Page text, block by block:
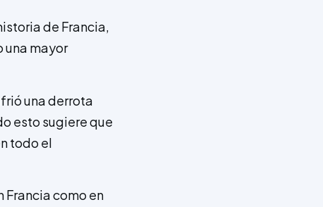
de Francia,
una mayor
una derrota
esto sugiere que
todo el
Francia como en